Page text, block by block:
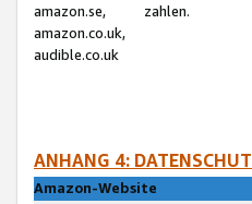
amazon.se,
amazon.co.uk,
audible.co.uk
zahlen.
ANHANG 4:
Amazon-Website